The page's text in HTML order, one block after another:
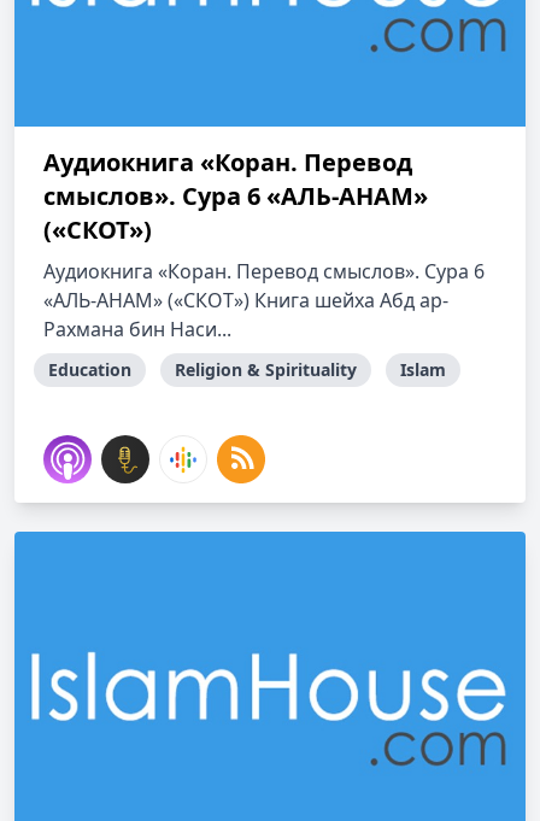
Аудиокнига «Коран. Перевод
смыслов». Сура 6 «АЛЬ-АНАМ»
(«СКОТ»)
Аудиокнига «Коран. Перевод смыслов». Сура 6
«АЛЬ-АНАМ» («СКОТ») Книга шейха Абд ар-
Рахмана бин Наси...
Education Religion & Spirituality Islam